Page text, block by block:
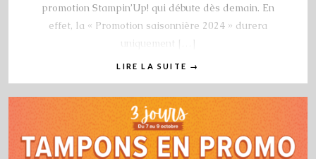
promotion Stampin’Up! qui débute dès demain. En
effet, la « Promotion saisonnière 2024 » durera
uniquement […]
LIRE LA SUITE →